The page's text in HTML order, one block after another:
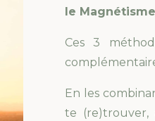
le
Ces 3
En les
te (re)trouver,